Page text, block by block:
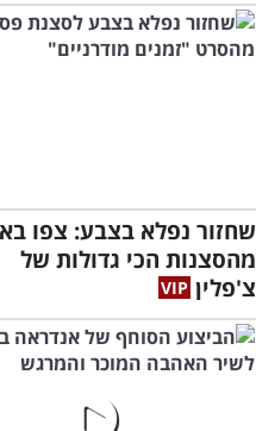
שחזור נפלא בצבע: צפו
מהסצנות הכי גדולות של
צ'פלין